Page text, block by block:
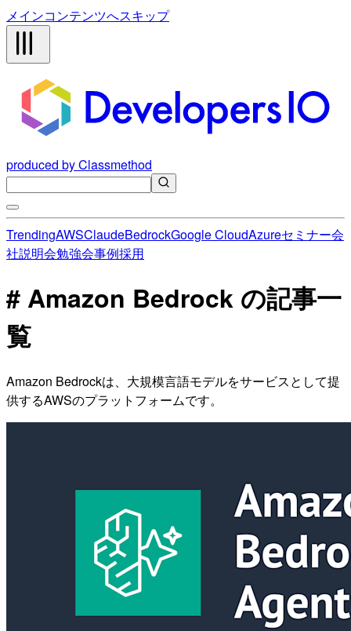
メインコンテンツへスキップ
produced by Classmethod
TrendingAWSClaudeBedrockGoogle CloudAzureセミナー会
社説明会勉強会事例採用
# Amazon Bedrock の記事一
覧
Amazon Bedrockは、大規模言語モデルをサービスとして提
供するAWSのプラットフォームです。